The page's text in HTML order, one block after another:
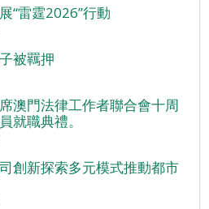
“雷霆2026”行動
被羈押
澳門法律工作者聯合會十周
就職典禮。
創新探索多元模式推動都市